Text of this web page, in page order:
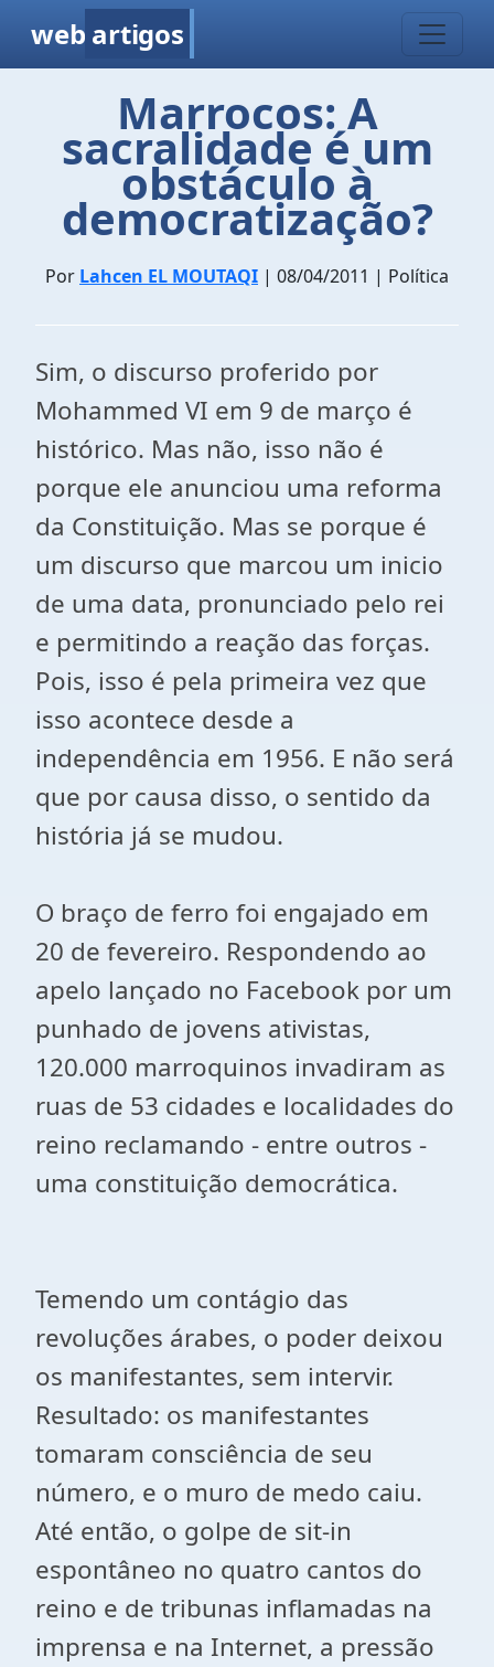
web artigos
Marrocos: A
sacralidade é um
obstáculo à
democratização?
Por Lahcen EL MOUTAQI | 08/04/2011 | Política
Sim, o discurso proferido por
Mohammed VI em 9 de março é
histórico. Mas não, isso não é
porque ele anunciou uma reforma
da Constituição. Mas se porque é
um discurso que marcou um inicio
de uma data, pronunciado pelo rei
e permitindo a reação das forças.
Pois, isso é pela primeira vez que
isso acontece desde a
independência em 1956. E não será
que por causa disso, o sentido da
história já se mudou.
O braço de ferro foi engajado em
20 de fevereiro. Respondendo ao
apelo lançado no Facebook por um
punhado de jovens ativistas,
120.000 marroquinos invadiram as
ruas de 53 cidades e localidades do
reino reclamando - entre outros -
uma constituição democrática.
Temendo um contágio das
revoluções árabes, o poder deixou
os manifestantes, sem intervir.
Resultado: os manifestantes
tomaram consciência de seu
número, e o muro de medo caiu.
Até então, o golpe de sit-in
espontâneo no quatro cantos do
reino e de tribunas inflamadas na
imprensa e na Internet, a pressão